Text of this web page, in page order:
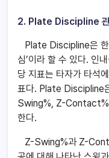
2. Plate Discipline 관
Plate Discipline은 한
심’이라 할 수 있다. 인
당 지표는 타자가 타석
표다. Plate Discipline
Swing%, Z-
한다.
Z-Swing%과 Z-